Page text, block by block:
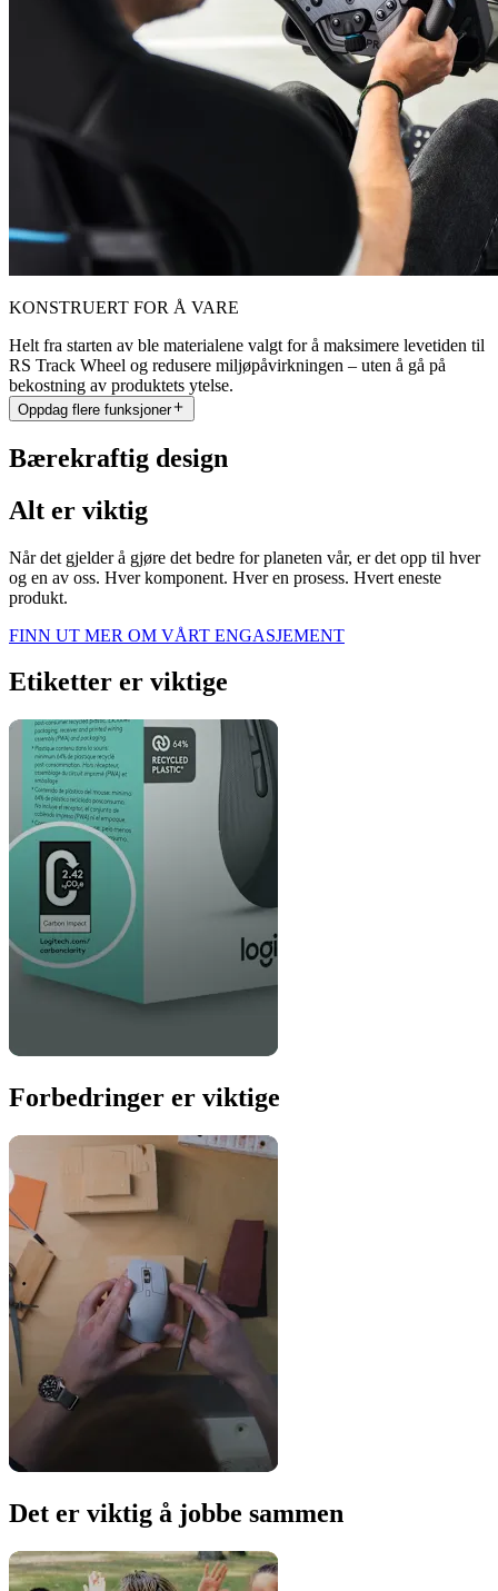
KONSTRUERT FOR Å VARE
Helt fra starten av ble materialene valgt for å maksimere levetiden til
RS Track Wheel og redusere miljøpåvirkningen – uten å gå på
bekostning av produktets ytelse.
Oppdag flere funksjoner
Bærekraftig design
Alt er viktig
Når det gjelder å gjøre det bedre for planeten vår, er det opp til hver
og en av oss. Hver komponent. Hver en prosess. Hvert eneste
produkt.
FINN UT MER OM VÅRT ENGASJEMENT
Etiketter er viktige
Forbedringer er viktige
Det er viktig å jobbe sammen